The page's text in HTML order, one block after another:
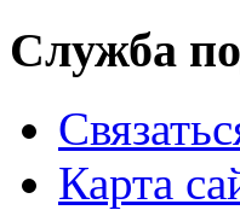
Служба
Карта